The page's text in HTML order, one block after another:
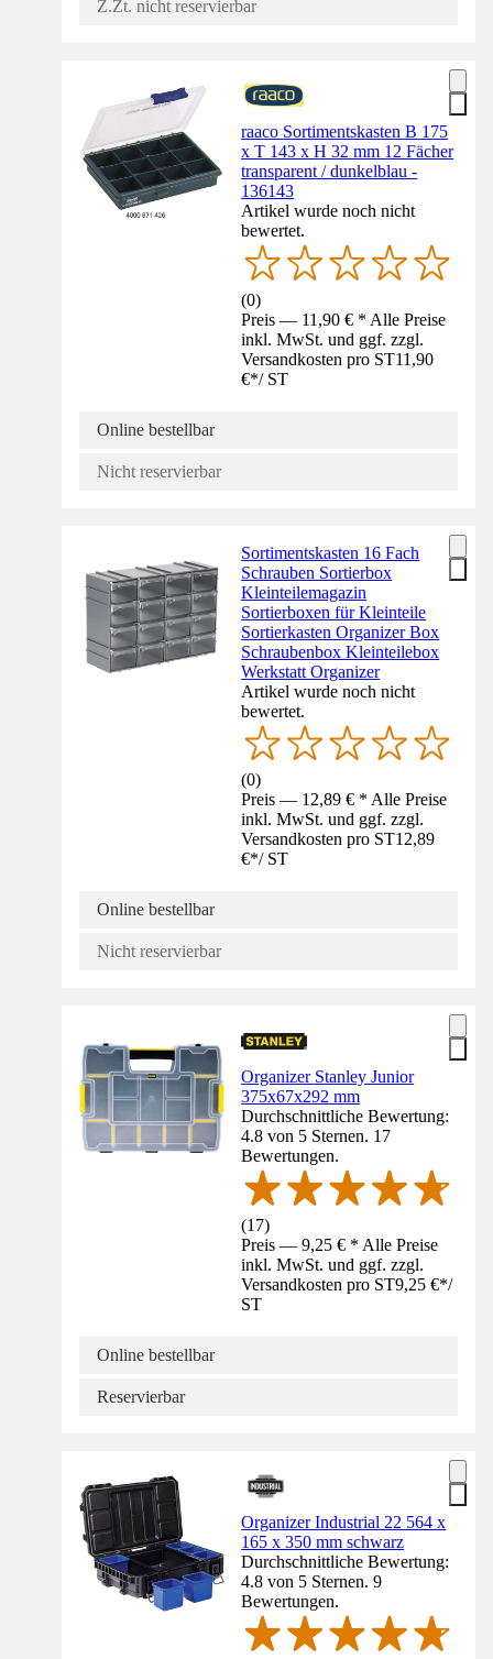
Z.Zt. nicht reservierbar
raaco Sortimentskasten B 175
x T 143 x H 32 mm 12 Fächer
transparent / dunkelblau -
136143
Artikel wurde noch nicht
bewertet.
(0)
Preis — 11,90 € * Alle Preise
inkl. MwSt. und ggf. zzgl.
Versandkosten pro ST11,90
€*/ ST
Online bestellbar
Nicht reservierbar
Sortimentskasten 16 Fach
Schrauben Sortierbox
Kleinteilemagazin
Sortierboxen für Kleinteile
Sortierkasten Organizer Box
Schraubenbox Kleinteilebox
Werkstatt Organizer
Artikel wurde noch nicht
bewertet.
(0)
Preis — 12,89 € * Alle Preise
inkl. MwSt. und ggf. zzgl.
Versandkosten pro ST12,89
€*/ ST
Online bestellbar
Nicht reservierbar
Organizer Stanley Junior
375x67x292 mm
Durchschnittliche Bewertung:
4.8 von 5 Sternen. 17
Bewertungen.
(17)
Preis — 9,25 € * Alle Preise
inkl. MwSt. und ggf. zzgl.
Versandkosten pro ST9,25 €*/
ST
Online bestellbar
Reservierbar
Organizer Industrial 22 564 x
165 x 350 mm schwarz
Durchschnittliche Bewertung:
4.8 von 5 Sternen. 9
Bewertungen.